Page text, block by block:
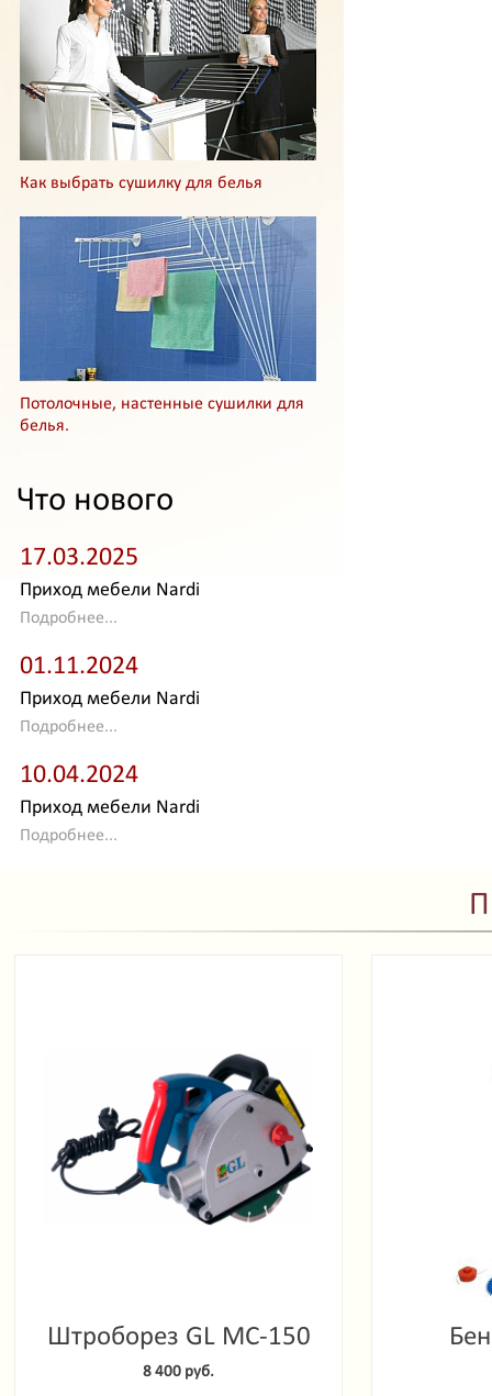
Как выбрать сушилку для белья
Потолочные, настенные сушилки для
белья.
Что нового
17.03.2025
Приход мебели Nardi
Подробнее...
01.11.2024
Приход мебели Nardi
Подробнее...
10.04.2024
Приход мебели Nardi
Подробнее...
Штроборез GL MC-150
8 400 руб.